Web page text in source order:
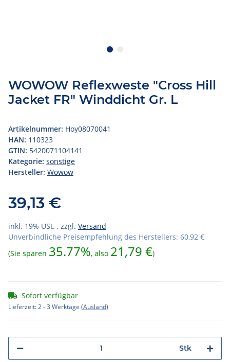
WOWOW Reflexweste "Cross Hill
Jacket FR" Winddicht Gr. L
Artikelnummer: Hoy08070041
HAN: 110323
GTIN: 5420071104141
Kategorie: sonstige
Hersteller: Wowow
39,13 €
inkl. 19% USt. , zzgl. Versand
Unverbindliche Preisempfehlung des Herstellers: 60,92 €
(Sie sparen 35.77%, also 21,79 €)
Sofort verfügbar
Lieferzeit:2 - 3 Werktage (Ausland)
Stk